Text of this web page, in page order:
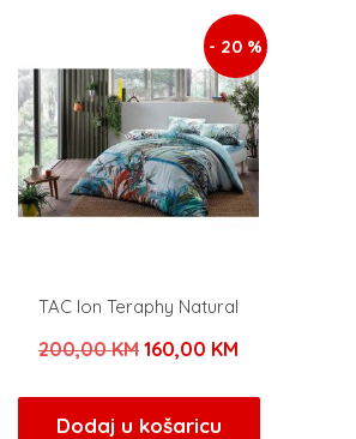
- 20 %
TAC Ion Teraphy Natural
200,00KM Izvorna
bila
160,00 KMTrenutna
Dodaj u košaricu